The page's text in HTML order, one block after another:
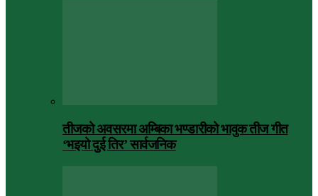
तीजको अवसरमा अम्बिका भण्डारीको भावुक तीज गीत
‘भइयो दुई तिर’ सार्वजनिक